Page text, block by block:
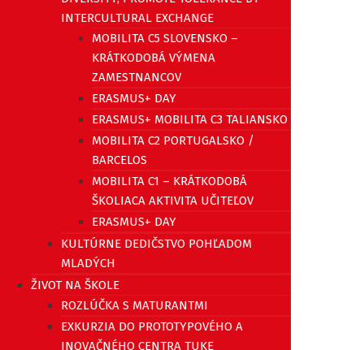
INTERCULTURAL EXCHANGE
MOBILITA C5 SLOVENSKO –
KRÁTKODOBÁ VÝMENA
ZAMESTNANCOV
ERASMUS+ DAY
ERASMUS+ MOBILITA C3 TALIANSKO
MOBILITA C2 PORTUGALSKO /
BARCELOS
MOBILITA C1 – KRÁTKODOBÁ
ŠKOLIACA AKTIVITA UČITEĽOV
ERASMUS+ DAY
KULTÚRNE DEDIČSTVO POHĽADOM
MLADÝCH
ŽIVOT NA ŠKOLE
ROZLÚČKA S MATURANTMI
EXKURZIA DO PROTOTYPOVÉHO A
INOVAČNÉHO CENTRA TUKE